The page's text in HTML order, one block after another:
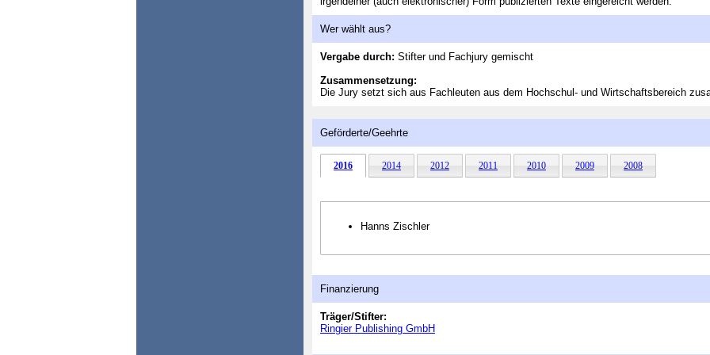
Wer wählt aus?
Vergabe durch: Stifter und Fachjury gemischt
Zusammensetzung:
Die Jury setzt sich aus Fachleuten aus dem Hochschul- und Wirtschaftsbereich
Geförderte/Geehrte
2016 2014 2012 2011 2010 2009 2008
Hanns Zischler
Finanzierung
Träger/Stifter:
Ringier Publishing GmbH